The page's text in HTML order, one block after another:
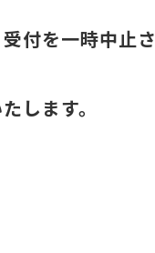
付を一時中止
します。